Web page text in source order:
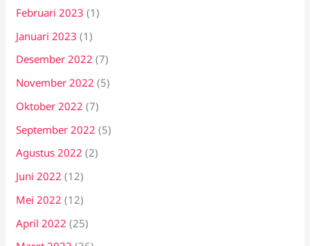
Februari 2023 (1)
Januari 2023 (1)
Desember 2022 (7)
November 2022 (5)
Oktober 2022 (7)
September 2022 (5)
Agustus 2022 (2)
Juni 2022 (12)
Mei 2022 (12)
April 2022 (25)